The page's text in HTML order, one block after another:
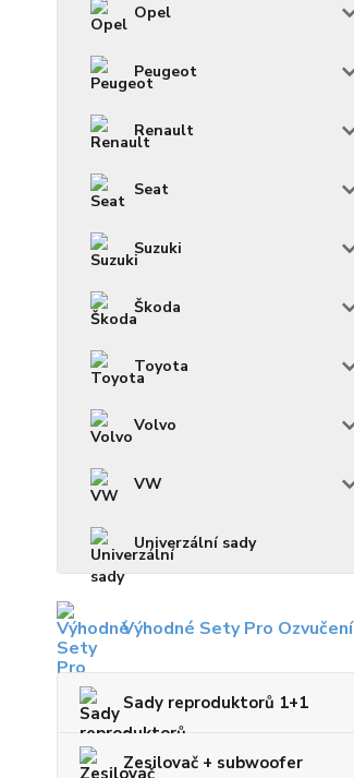
Opel
Peugeot
Renault
Seat
Suzuki
Škoda
Toyota
Volvo
VW
Univerzální sady
Výhodné Sety Pro Ozvučení
Sady reproduktorů 1+1
Zesilovač + subwoofer